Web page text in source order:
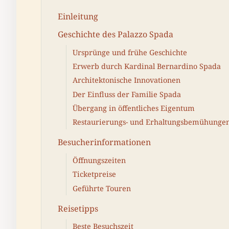
Einleitung
Geschichte des Palazzo Spada
Ursprünge und frühe Geschichte
Erwerb durch Kardinal Bernardino Spada
Architektonische Innovationen
Der Einfluss der Familie Spada
Übergang in öffentliches Eigentum
Restaurierungs- und
Besucherinformationen
Öffnungszeiten
Ticketpreise
Geführte Touren
Reisetipps
Beste Besuchszeit